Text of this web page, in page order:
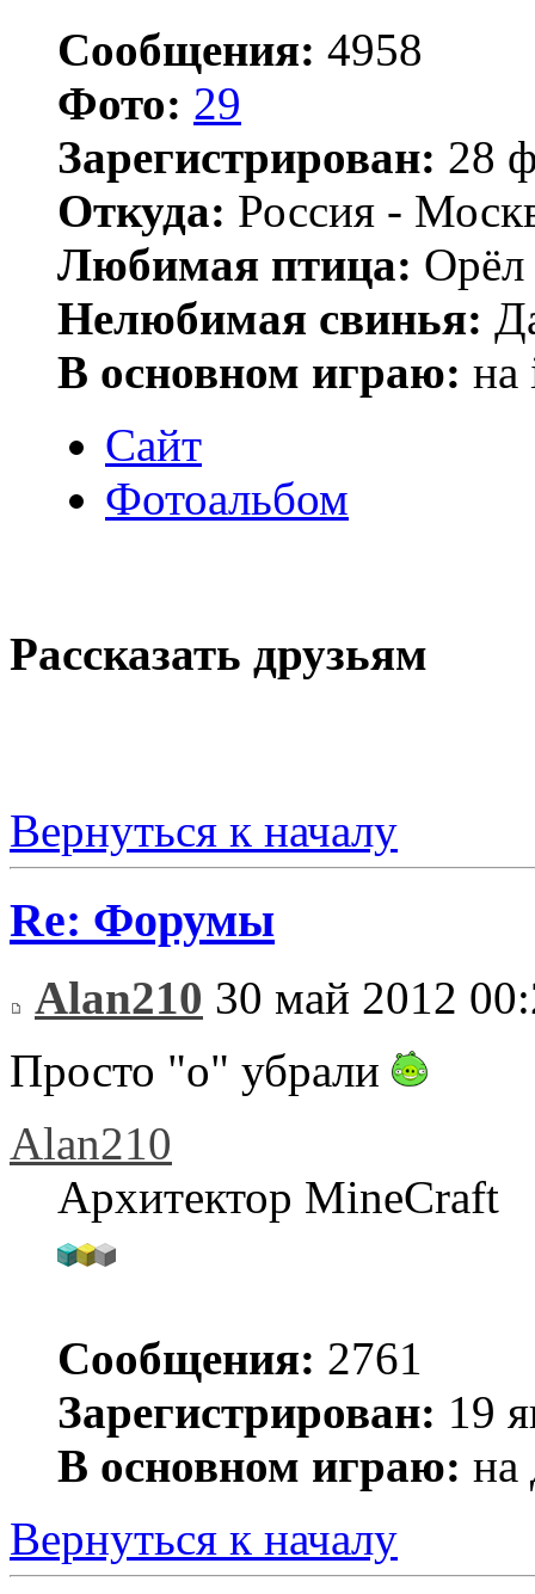
Сообщения: 4958
Фото: 29
Зарегистрирован: 28
Откуда: Россия -
Любимая птица:
Нелюбимая свинья:
В основном играю: на
Сайт
Фотоальбом
Рассказать друзьям
Вернуться к началу
Re: Форумы
Alan210 30 май 2012
Просто "о" убрали
Alan210
Архитектор MineCraft
Сообщения: 2761
Зарегистрирован: 19
В основном играю: на
Вернуться к началу